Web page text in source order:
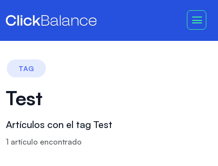
TAG
Test
Artículos con el tag Test
1 artículo encontrado